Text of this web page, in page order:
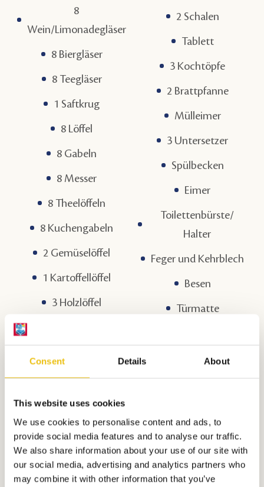
Consent Details About
This website uses cookies
We use cookies to personalise content and ads, to
provide social media features and to analyse our traffic.
We also share information about your use of our site with
our social media, advertising and analytics partners who
may combine it with other information that you’ve
8
Wein/Limonadegläser
8 Biergläser
8 Teegläser
1 Saftkrug
8 Löffel
8 Gabeln
8 Messer
8 Theelöffeln
8 Kuchengabeln
2 Gemüselöffel
1 Kartoffellöffel
3 Holzlöffel
Soßenlöffel
Schneebesen
Käsehobel
Schälmesser
Brotmesser
2 Schalen
Tablett
3 Kochtöpfe
2 Brattpfanne
Mülleimer
3 Untersetzer
Spülbecken
Eimer
Toilettenbürste/
Halter
Feger und Kehrblech
Besen
Türmatte
Radio & Fernseher
Wasserkocher
Mikrowelle
Wäscheständer